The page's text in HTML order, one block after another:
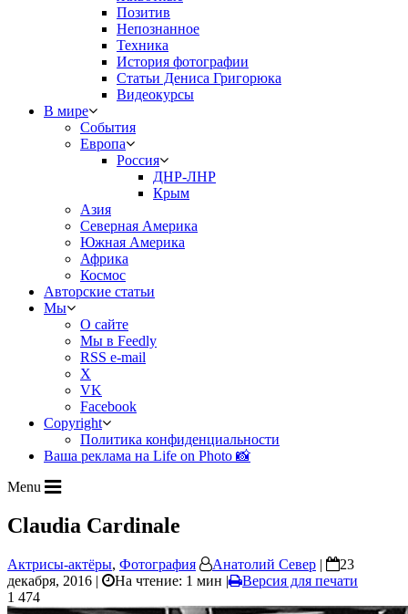
Позитив
Непознанное
Техника
История фотографии
Статьи Дениса Григорюка
Видеокурсы
В мире
События
Европа
Россия
ДНР-ЛНР
Крым
Азия
Северная Америка
Южная Америка
Африка
Космос
Авторские статьи
Мы
О сайте
Мы в Feedly
RSS e-mail
X
VK
Facebook
Copyright
Политика конфиденциальности
Ваша реклама на Life on Photo 📸
Menu
Claudia Cardinale
Актрисы-актёры, Фотография Анатолий Север |
23
декабря, 2016 |
На чтение: 1 мин |
Версия для печати
1 474